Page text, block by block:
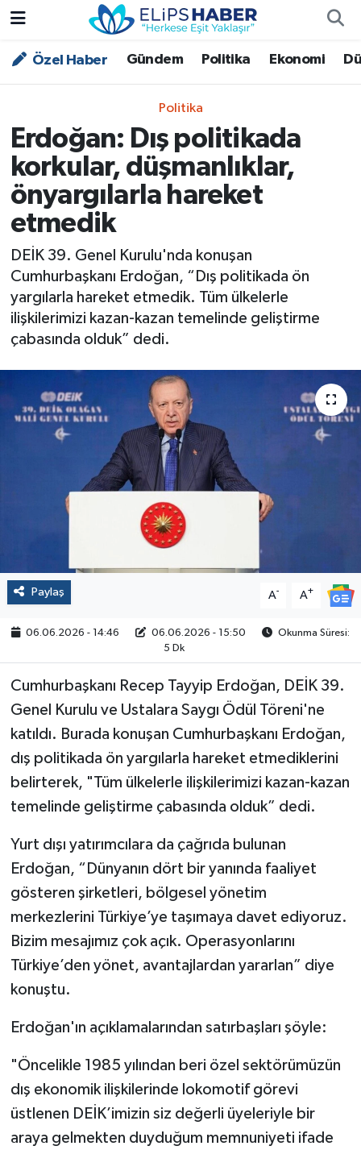
Özel Haber Gündem Politika Ekonomi
Politika
Erdoğan: Dış politikada
korkular, düşmanlıklar,
önyargılarla hareket
etmedik
DEİK 39. Genel Kurulu'nda konuşan
Cumhurbaşkanı Erdoğan, “Dış politikada ön
yargılarla hareket etmedik. Tüm ülkelerle
ilişkilerimizi kazan-kazan temelinde geliştirme
çabasında olduk” dedi.
Paylaş A- A+
06.06.2026 - 14:46 06.06.2026 - 15:50
Okunma Süresi:
5 Dk
Cumhurbaşkanı Recep Tayyip Erdoğan, DEİK 39.
Genel Kurulu ve Ustalara Saygı Ödül Töreni'ne
katıldı. Burada konuşan Cumhurbaşkanı Erdoğan,
dış politikada ön yargılarla hareket etmediklerini
belirterek, "Tüm ülkelerle ilişkilerimizi kazan-kazan
temelinde geliştirme çabasında olduk” dedi.
Yurt dışı yatırımcılara da çağrıda bulunan
Erdoğan, “Dünyanın dört bir yanında faaliyet
gösteren şirketleri, bölgesel yönetim
merkezlerini Türkiye’ye taşımaya davet ediyoruz.
Bizim mesajımız çok açık. Operasyonlarını
Türkiye’den yönet, avantajlardan yararlan” diye
konuştu.
Erdoğan'ın açıklamalarından satırbaşları şöyle:
"Öncelikle 1985 yılından beri özel sektörümüzün
dış ekonomik ilişkilerinde lokomotif görevi
üstlenen DEİK’imizin siz değerli üyeleriyle bir
araya gelmekten duyduğum memnuniyeti ifade
Özel Haber
Asayiş
Bilim - Teknoloji
Çevre - İklim
Magazin
Politika
Sağlık
Yaşam
Kadın
Yurt
2024 Seçim Sonuçları
Nöbetçi Eczaneler
Trafik Durumu
Süper Lig Puan Durumu ve Fikstür
Tüm Manşetler